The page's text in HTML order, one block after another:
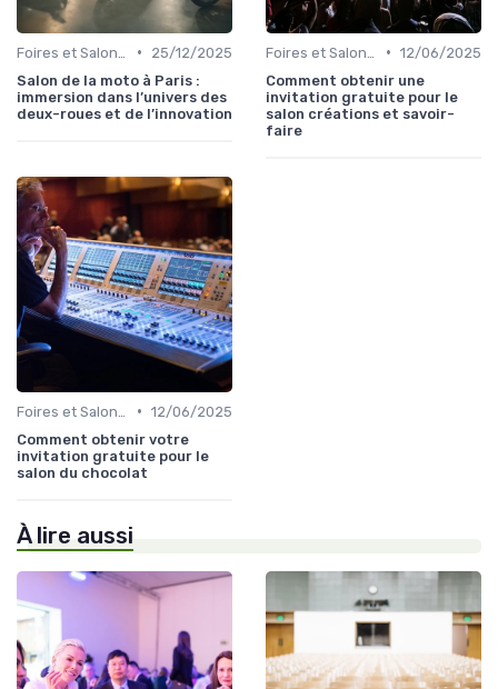
•
25/12/2025
Salon de la moto à Paris :
immersion dans l’univers des
deux-roues et de l’innovation
• 12/06/2025
Comment obtenir une
invitation gratuite pour le
salon créations et savoir-
faire
• 12/06/2025
Comment obtenir votre
invitation gratuite pour le
salon du chocolat
À lire aussi